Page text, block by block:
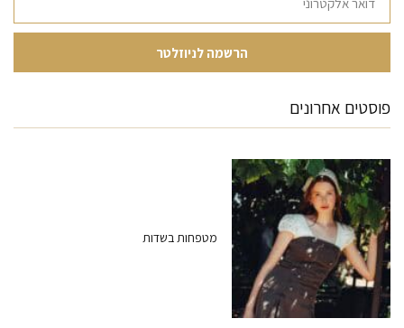
פוסטים אחרונים
מטפחות בשדות